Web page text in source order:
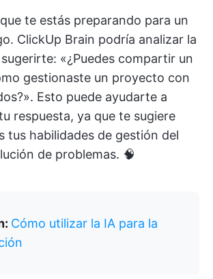
te estás preparando para un
ClickUp Brain podría analizar la
«¿Puedes compartir un
gestionaste un proyecto con
Esto puede ayudarte a
respuesta, ya que te sugiere
tus habilidades de gestión del
de problemas. 🧠
Cómo utilizar la IA para la